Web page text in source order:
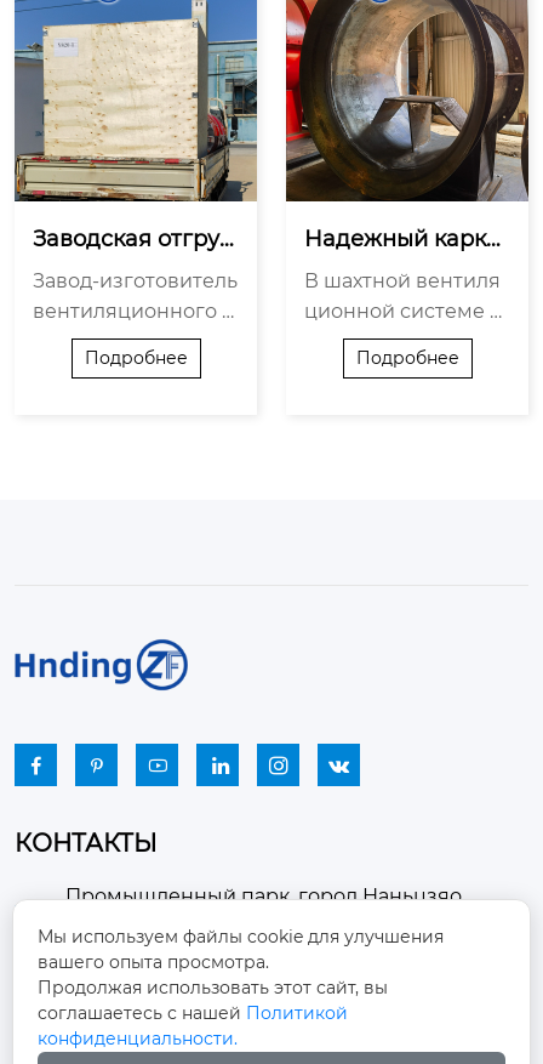
Заводская отгруз
ка шахтного вент
илятора (Проект...
Завод-изготовитель
вентиляционного о
борудования завер
шил комплекс прие
Подробнее
Надежный карка
с шахтной вентил
яции: Сварной ко
р...
В шахтной вентиля
ционной системе к
орпус (гильза) вент
илятора выполняет
Подробнее
     
КОНТАКТЫ

Промышленный парк, город Наньцзяо,
район Чжоуцунь, город Цзыбо, провинция
Шаньдун
 winston-xu@hengdingfan.com
Мы используем файлы cookie для улучшения
вашего опыта просмотра.
Продолжая использовать этот сайт, вы
соглашаетесь с нашей Политикой
конфиденциальности.